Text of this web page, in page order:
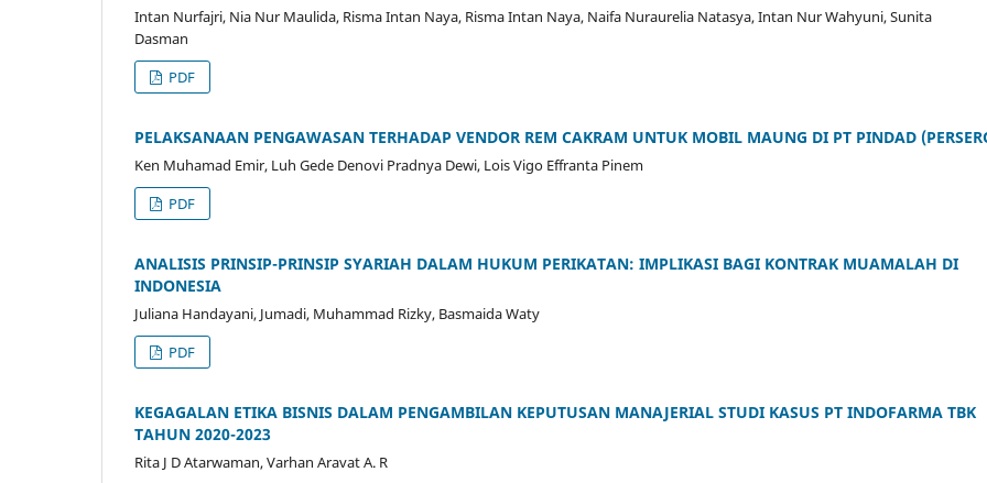
Intan Nurfajri, Nia Nur Maulida, Risma Intan Naya, Risma Intan Naya, Naifa Nuraurelia Natasya, Intan Nur Wahyuni, Sunita
Dasman
PDF
PELAKSANAAN PENGAWASAN TERHADAP VENDOR REM CAKRAM UNTUK MOBIL MAUNG DI PT PINDAD
Ken Muhamad Emir, Luh Gede Denovi Pradnya Dewi, Lois Vigo Effranta Pinem
PDF
ANALISIS PRINSIP-PRINSIP SYARIAH DALAM HUKUM PERIKATAN: IMPLIKASI BAGI KONTRAK MUAMALAH DI
INDONESIA
Juliana Handayani, Jumadi, Muhammad Rizky, Basmaida Waty
PDF
KEGAGALAN ETIKA BISNIS DALAM PENGAMBILAN KEPUTUSAN MANAJERIAL STUDI KASUS PT INDOFARMA TBK
TAHUN 2020-2023
Rita J D Atarwaman, Varhan Aravat A. R